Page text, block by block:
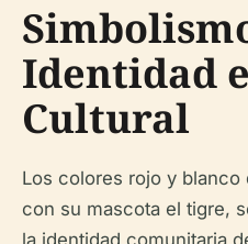
Identidad
Cultural
Los colores rojo y blanco
con su mascota el tigre,